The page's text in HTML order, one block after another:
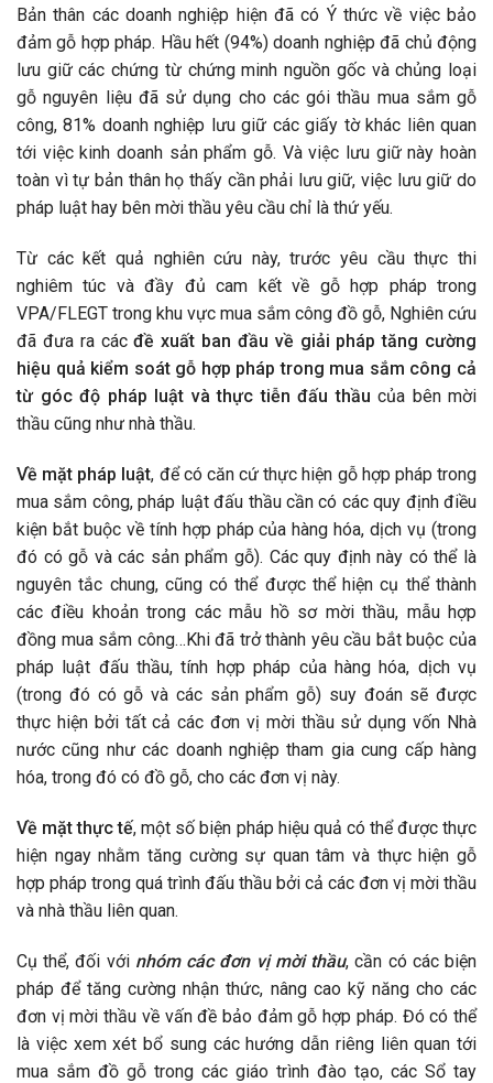
Bản thân các doanh nghiệp hiện đã có Ý thức về việc bảo
đảm gỗ hợp pháp. Hầu hết (94%) doanh nghiệp đã chủ động
lưu giữ các chứng từ chứng minh nguồn gốc và chủng loại
gỗ nguyên liệu đã sử dụng cho các gói thầu mua sắm gỗ
công, 81% doanh nghiệp lưu giữ các giấy tờ khác liên quan
tới việc kinh doanh sản phẩm gỗ. Và việc lưu giữ này hoàn
toàn vì tự bản thân họ thấy cần phải lưu giữ, việc lưu giữ do
pháp luật hay bên mời thầu yêu cầu chỉ là thứ yếu.
Từ các kết quả nghiên cứu này, trước yêu cầu thực thi
nghiêm túc và đầy đủ cam kết về gỗ hợp pháp trong
VPA/FLEGT trong khu vực mua sắm công đồ gỗ, Nghiên cứu
đã đưa ra cácđề xuất ban đầu về giải pháp tăng cường
hiệu quả kiểm soát gỗ hợp pháp trong mua sắm công cả
từ góc độ pháp luật và thực tiễn đấu thầu của bên mời
thầu cũng như nhà thầu.
Về mặt pháp luật, để có căn cứ thực hiện gỗ hợp pháp trong
mua sắm công, pháp luật đấu thầu cần có các quy định điều
kiện bắt buộc về tính hợp pháp của hàng hóa, dịch vụ (trong
đó có gỗ và các sản phẩm gỗ). Các quy định này có thể là
nguyên tắc chung, cũng có thể được thể hiện cụ thể thành
các điều khoản trong các mẫu hồ sơ mời thầu, mẫu hợp
đồng mua sắm công…Khi đã trở thành yêu cầu bắt buộc của
pháp luật đấu thầu, tính hợp pháp của hàng hóa, dịch vụ
(trong đó có gỗ và các sản phẩm gỗ) suy đoán sẽ được
thực hiện bởi tất cả các đơn vị mời thầu sử dụng vốn Nhà
nước cũng như các doanh nghiệp tham gia cung cấp hàng
hóa, trong đó có đồ gỗ, cho các đơn vị này.
Về mặt thực tế, một số biện pháp hiệu quả có thể được thực
hiện ngay nhằm tăng cường sự quan tâm và thực hiện gỗ
hợp pháp trong quá trình đấu thầu bởi cả các đơn vị mời thầu
và nhà thầu liên quan.
Cụ thể, đối với nhóm các đơn vị mời thầu, cần có các biện
pháp để tăng cường nhận thức, nâng cao kỹ năng cho các
đơn vị mời thầu về vấn đề bảo đảm gỗ hợp pháp. Đó có thể
là việc xem xét bổ sung các hướng dẫn riêng liên quan tới
mua sắm đồ gỗ trong các giáo trình đào tạo, các Sổ tay